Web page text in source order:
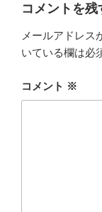
コメントを残
メールアドレス
いている欄は必
コメント ※